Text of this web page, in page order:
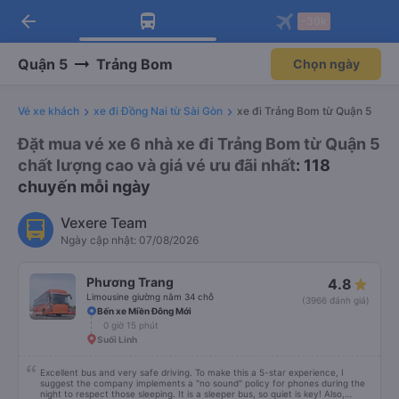
Tải app Vexere ngay!
Nhận ưu đãi thành viên độc
Mở app
Tải app Vexere
-30k/ghế khi đặt vé máy bay qua
Mở app
arrow_back
Quận 5 Trảng Bom Chọn ngày
Vé xe khách xe đi Đồng Nai từ Sài Gòn xe đi Trảng Bom từ Quận 5
Đặt mua vé xe 6 nhà xe đi Trảng Bom từ Quận 5
chất lượng cao và giá vé ưu đãi nhất: 118
chuyến mỗi ngày
Vexere Team
Ngày cập nhật: 07/08/2026
Phương Trang
Limousine giường nằm 34 chỗ
4.8
(3966 đánh giá)
Bến xe Miền Đông Mới
0 giờ 15 phút
Suối Linh
Excellent bus and very safe driving. To make this a 5-star experience, I
suggest the company implements a "no sound" policy for phones during the
night to respect those sleeping. It is a sleeper bus, so quiet is key! Also,